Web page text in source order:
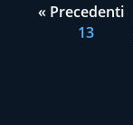
« Precedenti
13